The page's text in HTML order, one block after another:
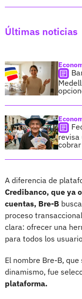
Últimas noticias
revisa
cobrar
A diferencia de
Credibanco, que ya
cuentas, Bre-B
proceso
clara: ofrecer una
para todos los
El nombre Bre-B,
dinamismo, fue
plataforma.